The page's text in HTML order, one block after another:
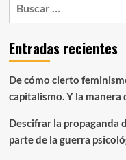
mentiras
vino
Entradas recientes
De cómo cierto
capitalismo. Y la manera
Descifrar la propaganda
parte de la guerra